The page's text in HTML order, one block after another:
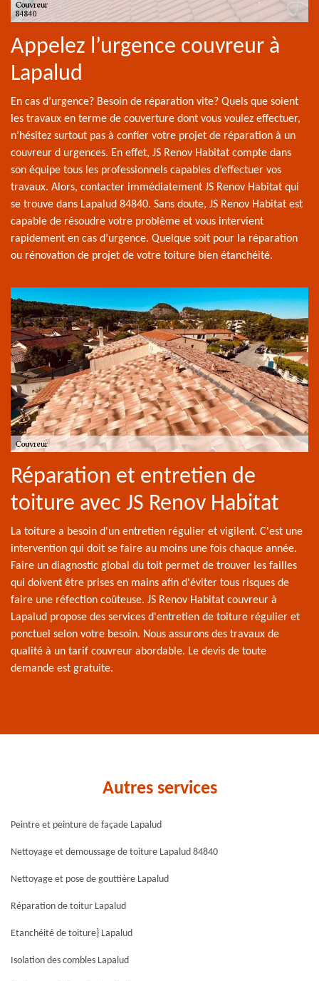
Appelez l’urgence couvreur à
Lapalud
En cas d’urgence? Besoin de réparation vite? Quels que soient
les travaux en terme de couverture dont vous voulez effectuer,
n’hésitez surtout pas à confier votre projet de réparation à un
couvreur d urgences. En effet, JS Renov Habitat compte dans
son équipe tous les professionnels capables d’effectuer vos
travaux. Alors, contacter immédiatement JS Renov Habitat qui
se trouve dans Lapalud 84840. Sans doute, JS Renov Habitat est
capable de résoudre votre problème et vous intervient
rapidement en cas d’urgence. Quelque soit pour la réparation
ou rénovation de projet de votre toiture bien étanchéité.
Réparation et entretien de
toiture avec JS Renov Habitat
La toiture a besoin d'un entretien régulier et vigilent. C'est une
intervention qui doit se faire au moins une fois chaque année.
Faire un diagnostic global du toit permet de trouver les failles
qui doivent être prises en mains afin d'éviter tous risques de
faire une réfection coûteuse. JS Renov Habitat couvreur à
Lapalud propose des services d'entretien de toiture régulier et
ponctuel selon votre besoin. Nous assurons des travaux de
qualité à un tarif couvreur abordable. Le devis de toute
demande est gratuite.
Autres services
Peintre et peinture de façade Lapalud
Nettoyage et demoussage de toiture Lapalud 84840
Nettoyage et pose de gouttière Lapalud
Réparation de toitur Lapalud
Etanchéité de toiture} Lapalud
Isolation des combles Lapalud